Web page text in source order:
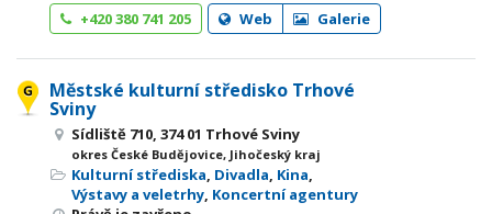
+420 380 741 205 Web Galerie
Městské kulturní středisko Trhové
Sviny
Sídliště 710, 374 01 Trhové Sviny
okres České Budějovice, Jihočeský kraj
Kulturní střediska, Divadla, Kina,
Výstavy a veletrhy, Koncertní agentury